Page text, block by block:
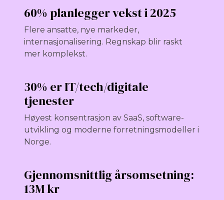
60% planlegger vekst i 2025
Flere ansatte, nye markeder,
internasjonalisering. Regnskap blir raskt
mer komplekst.
30% er IT/tech/digitale
tjenester
Høyest konsentrasjon av SaaS, software-
utvikling og moderne forretningsmodeller i
Norge.
Gjennomsnittlig årsomsetning:
13M kr